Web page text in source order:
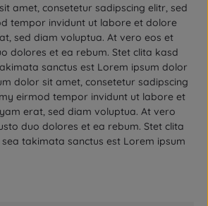
amet, consetetur sadipscing elitr, sed
tempor invidunt ut labore et dolore
sed diam voluptua. At vero eos et
dolores et ea rebum. Stet clita kasd
sanctus est Lorem ipsum dolor
dolor sit amet, consetetur sadipscing
eirmod tempor invidunt ut labore et
erat, sed diam voluptua. At vero
duo dolores et ea rebum. Stet clita
takimata sanctus est Lorem ipsum